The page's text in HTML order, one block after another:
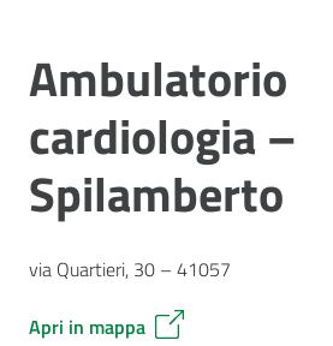
Ambulatorio
cardiologia –
Spilamberto
via Quartieri, 30 – 41057
Apri in mappa